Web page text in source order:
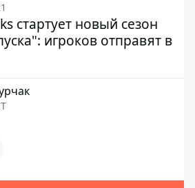
стартует новый сезон
игроков отправят в